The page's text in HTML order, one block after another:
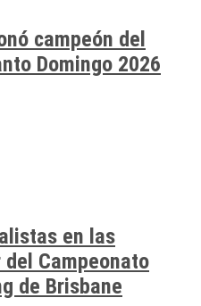
campeón del
Domingo 2026
en las
Campeonato
de Brisbane